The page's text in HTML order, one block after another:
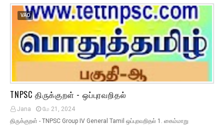
VAO
TNPSC திருக்குறள் - ஒப்புரவறிதல்
Jana
மே 21, 2024
திருக்குறள் - TNPSC Group IV General Tamil ஒப்புரவறிதல் 1. கைம்மாறு